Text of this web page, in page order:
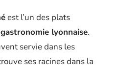
est l’un des plats
gastronomie lyonnaise.
servie dans les
ses racines dans la